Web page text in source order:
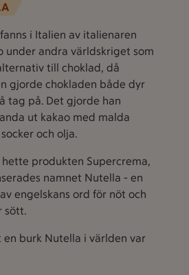
i Italien av italienaren
under andra världskriget som
till choklad, då
gjorde chokladen både dyr
tag på. Det gjorde han
ut kakao med malda
och olja.
produkten Supercrema,
namnet Nutella - en
engelskans ord för nöt och
sött.
en burk Nutella i världen var